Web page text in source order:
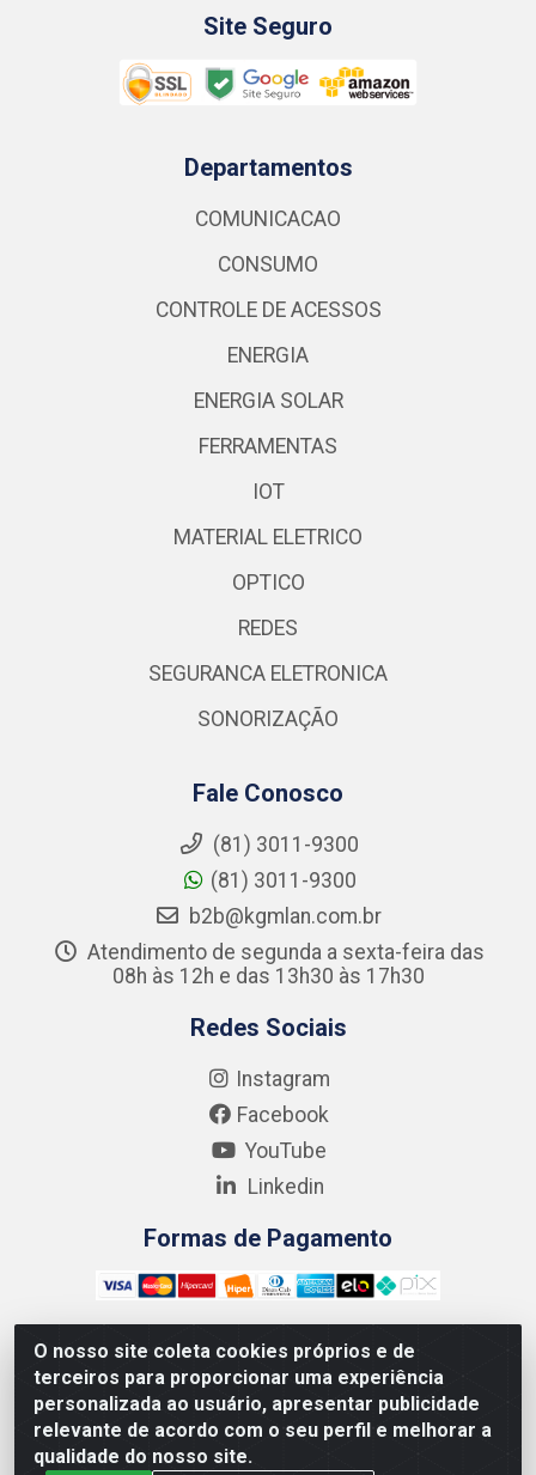
O nosso site coleta cookies próprios e de
terceiros para proporcionar uma experiência
personalizada ao usuário, apresentar publicidade
relevante de acordo com o seu perfil e melhorar a
qualidade do nosso site.
Site Seguro
Departamentos
COMUNICACAO
CONSUMO
CONTROLE DE ACESSOS
ENERGIA
ENERGIA SOLAR
FERRAMENTAS
IOT
MATERIAL ELETRICO
OPTICO
REDES
SEGURANCA ELETRONICA
SONORIZAÇÃO
Fale Conosco
(81) 3011-9300
(81) 3011-9300
b2b@kgmlan.com.br
Atendimento de segunda a sexta-feira das
08h às 12h e das 13h30 às 17h30
Redes Sociais
Instagram
Facebook
YouTube
Linkedin
Formas de Pagamento
Kgmlan Distribuidora LTDA - CNPJ 18.217.682/0001-54 -
Rua Pedro de Barros Cavalcante, 58 - Bultrins, Olinda/PE
- CEP 53320-110